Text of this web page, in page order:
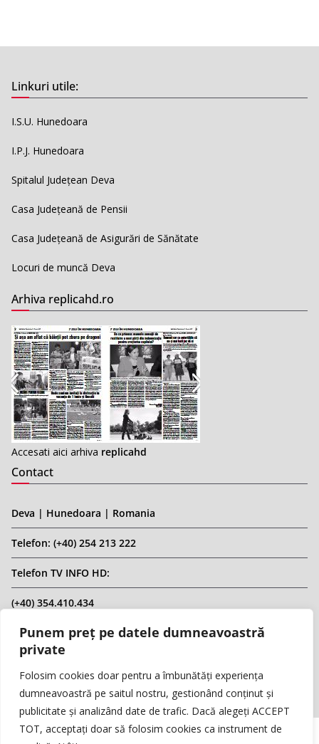
Punem preț pe datele dumneavoastră
private
Folosim cookies doar pentru a îmbunătăți experiența
dumneavoastră pe saitul nostru, gestionând conținut și
publicitate și analizând date de trafic. Dacă alegeți ACCEPT
TOT, acceptați doar să folosim cookies ca instrument de
Linkuri utile:
I.S.U. Hunedoara
I.P.J. Hunedoara
Spitalul Județean Deva
Casa Județeană de Pensii
Casa Județeană de Asigurări de Sănătate
Locuri de muncă Deva
Arhiva replicahd.ro
Accesati aici arhiva replicahd
Contact
Deva | Hunedoara | Romania
Telefon: (+40) 254 213 222
Telefon TV INFO HD:
(+40) 354.410.434
Email: infohd20@gmail.com
Website: www.replicahd.ro